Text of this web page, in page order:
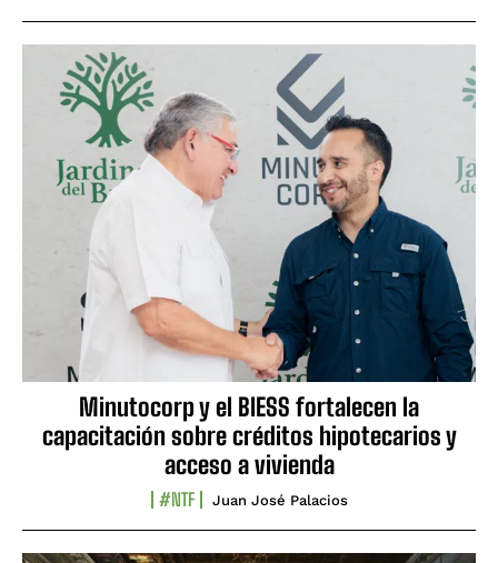
Minutocorp y el BIESS fortalecen la
capacitación sobre créditos hipotecarios y
acceso a vivienda
#NTF Juan José Palacios